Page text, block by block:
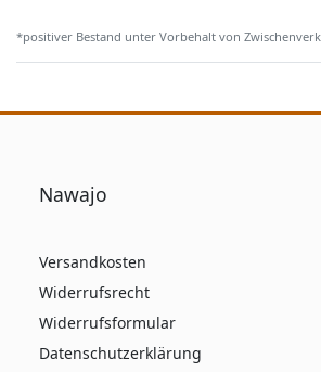
*positiver Bestand unter Vorbehalt von
Nawajo
Versandkosten
Widerrufsrecht
Widerrufsformular
Datenschutzerklärung